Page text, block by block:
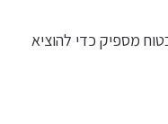
מספיק כדי להוציא